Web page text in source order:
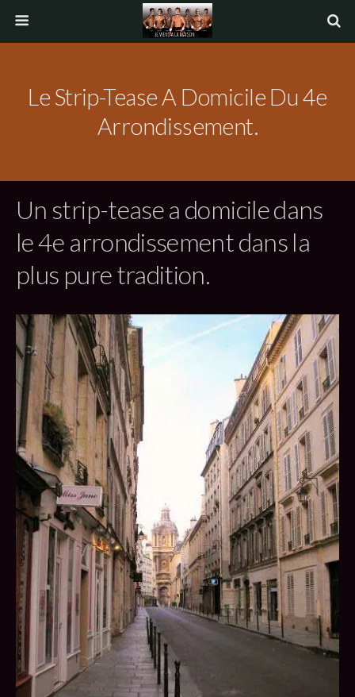
Le Strip-Tease A Domicile Du 4e
Arrondissement.
Un strip-tease a domicile dans
le 4e arrondissement dans la
plus pure tradition.